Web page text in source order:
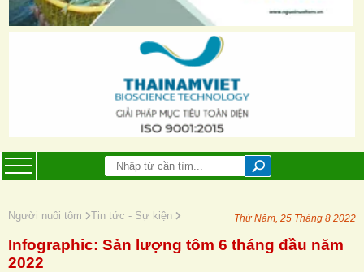
Người nuôi tôm Tin tức - Sự kiện Thứ Năm, 25 Tháng 8 2022
Infographic: Sản lượng tôm 6 tháng đầu năm
2022